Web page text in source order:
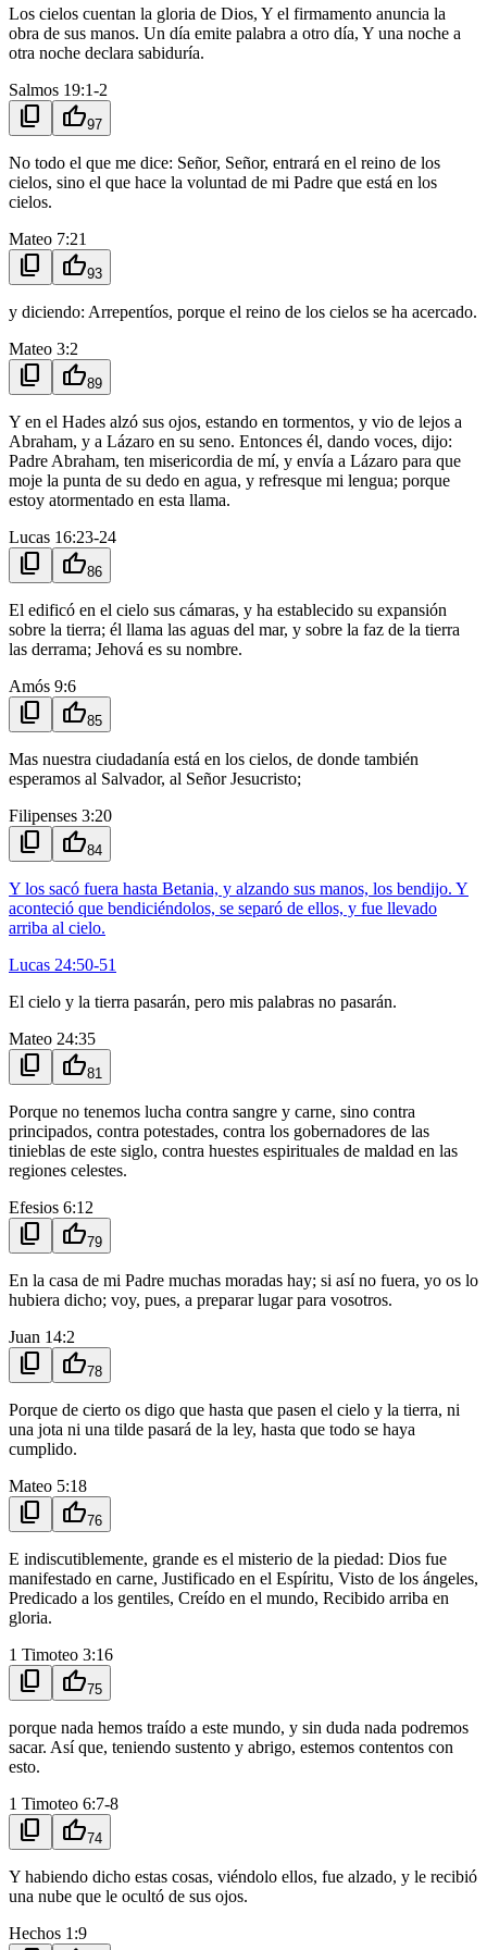
Los cielos cuentan la gloria de Dios, Y el firmamento anuncia la
obra de sus manos. Un día emite palabra a otro día, Y una noche a
otra noche declara sabiduría.
Salmos 19:1-2
content_copy thumb_up97
No todo el que me dice: Señor, Señor, entrará en el reino de los
cielos, sino el que hace la voluntad de mi Padre que está en los
cielos.
Mateo 7:21
content_copy thumb_up93
y diciendo: Arrepentíos, porque el reino de los cielos se ha acercado.
Mateo 3:2
content_copy thumb_up89
Y en el Hades alzó sus ojos, estando en tormentos, y vio de lejos a
Abraham, y a Lázaro en su seno. Entonces él, dando voces, dijo:
Padre Abraham, ten misericordia de mí, y envía a Lázaro para que
moje la punta de su dedo en agua, y refresque mi lengua; porque
estoy atormentado en esta llama.
Lucas 16:23-24
content_copy thumb_up86
El edificó en el cielo sus cámaras, y ha establecido su expansión
sobre la tierra; él llama las aguas del mar, y sobre la faz de la tierra
las derrama; Jehová es su nombre.
Amós 9:6
content_copy thumb_up85
Mas nuestra ciudadanía está en los cielos, de donde también
esperamos al Salvador, al Señor Jesucristo;
Filipenses 3:20
content_copy thumb_up84
Y los sacó fuera hasta Betania, y alzando sus manos, los bendijo. Y
aconteció que bendiciéndolos, se separó de ellos, y fue llevado
arriba al cielo.
Lucas 24:50-51
El cielo y la tierra pasarán, pero mis palabras no pasarán.
Mateo 24:35
content_copy thumb_up81
Porque no tenemos lucha contra sangre y carne, sino contra
principados, contra potestades, contra los gobernadores de las
tinieblas de este siglo, contra huestes espirituales de maldad en las
regiones celestes.
Efesios 6:12
content_copy thumb_up79
En la casa de mi Padre muchas moradas hay; si así no fuera, yo os lo
hubiera dicho; voy, pues, a preparar lugar para vosotros.
Juan 14:2
content_copy thumb_up78
Porque de cierto os digo que hasta que pasen el cielo y la tierra, ni
una jota ni una tilde pasará de la ley, hasta que todo se haya
cumplido.
Mateo 5:18
content_copy thumb_up76
E indiscutiblemente, grande es el misterio de la piedad: Dios fue
manifestado en carne, Justificado en el Espíritu, Visto de los ángeles,
Predicado a los gentiles, Creído en el mundo, Recibido arriba en
gloria.
1 Timoteo 3:16
content_copy thumb_up75
porque nada hemos traído a este mundo, y sin duda nada podremos
sacar. Así que, teniendo sustento y abrigo, estemos contentos con
esto.
1 Timoteo 6:7-8
content_copy thumb_up74
Y habiendo dicho estas cosas, viéndolo ellos, fue alzado, y le recibió
una nube que le ocultó de sus ojos.
Hechos 1:9